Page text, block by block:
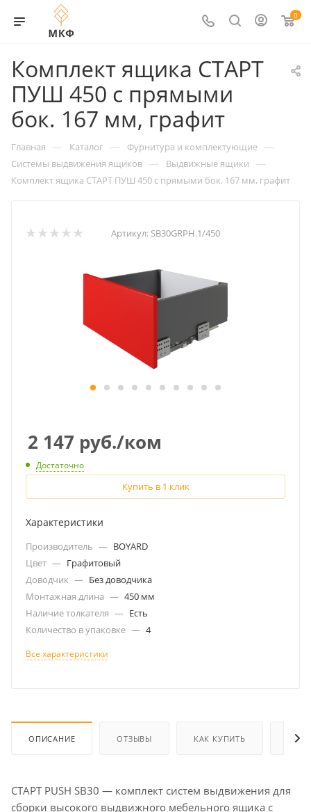
0
Комплект ящика СТАРТ
ПУШ 450 с прямыми
бок. 167 мм, графит
Главная — Каталог — Фурнитура и комплектующие —
Системы выдвижения ящиков — Выдвижные ящики —
Комплект ящика СТАРТ ПУШ 450 с прямыми бок. 167 мм, графит
Артикул: SB30GRPH.1/450
2 147 руб./ком
Достаточно
Купить в 1 клик
Характеристики
Производитель — BOYARD
Цвет — Графитовый
Доводчик — Без доводчика
Монтажная длина — 450 мм
Наличие толкателя — Есть
Количество в упаковке — 4
Все характеристики
ОПИСАНИЕ ОТЗЫВЫ КАК КУПИТЬ
СТАРТ PUSH SB30 — комплект систем выдвижения для
сборки высокого выдвижного мебельного ящика с